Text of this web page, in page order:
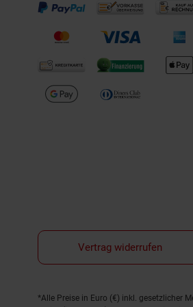
Vertrag widerrufen
Fußnoten
*Alle Preise in Euro (€) inkl. gesetzlicher